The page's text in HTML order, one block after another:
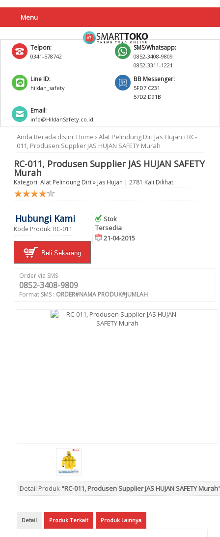
Menu
Telpon:
0341-578742
SMS/Whatsapp:
0852-3408-9809
0852-3311-1221
Line ID:
hildan_safety
BB Messenger:
5FD7 C231
57D2 D91B
Email:
info@HildanSafety.co.id
Anda Berada disini: Home › Alat Pelindung Diri Jas Hujan › RC-
011, Produsen Supplier JAS HUJAN SAFETY Murah
RC-011, Produsen Supplier JAS HUJAN SAFETY
Murah
Kategori: Alat Pelindung Diri » Jas Hujan | 2781 Kali Dilihat
Hubungi Kami
Kode Produk: RC-011
Stok
Tersedia
21-04-2015
Beli Sekarang
Order via SMS
0852-3408-9809
Format SMS : ORDER#NAMA PRODUK#JUMLAH
Detail Produk "RC-011, Produsen Supplier JAS HUJAN SAFETY
Detail Produk Terkait Produk Lainnya